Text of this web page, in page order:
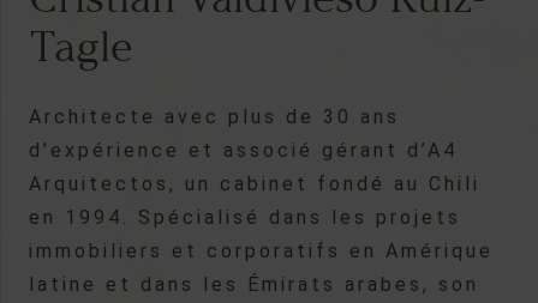
Tagle
Architecte avec plus de 30 ans
d’expérience et associé gérant d’A4
Arquitectos, un cabinet fondé au Chili
en 1994. Spécialisé dans les projets
immobiliers et corporatifs en Amérique
latine et dans les Émirats arabes, son